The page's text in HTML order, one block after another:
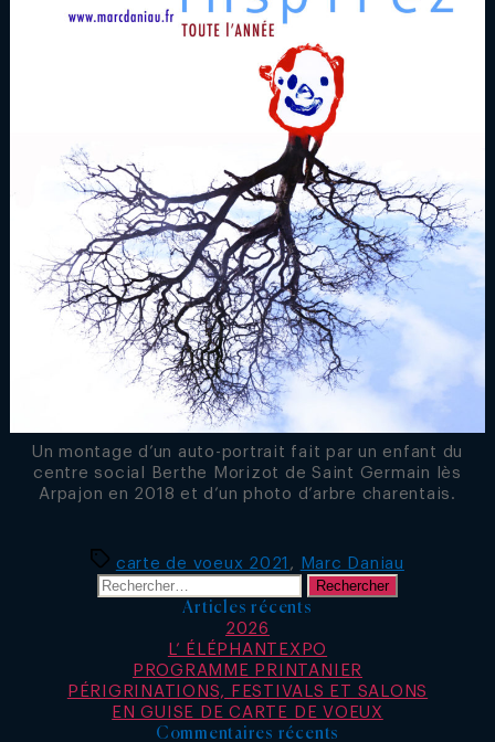
Un montage d’un auto-portrait fait par un enfant du
centre social Berthe Morizot de Saint Germain lès
Arpajon en 2018 et d’un photo d’arbre charentais.
Étiquettes
carte de voeux 2021 ,
Marc Daniau
Rechercher :
Articles récents
2026
L’ ÉLÉPHANTEXPO
PROGRAMME PRINTANIER
PÉRIGRINATIONS, FESTIVALS ET SALONS
EN GUISE DE CARTE DE VOEUX
Commentaires récents